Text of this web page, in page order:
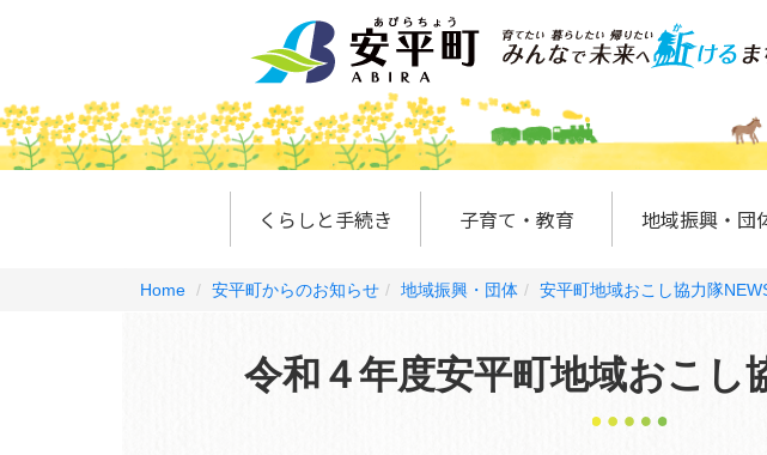
くらしと手続き 子育て・教育 地域振興・団
Home 安平町からのお知らせ 地域振興・団体 安平町地域おこし協力隊
令和４年度安平町地域おこし